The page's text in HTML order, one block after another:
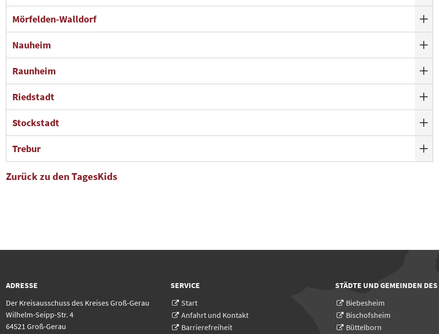
Mörfelden-Walldorf
Nauheim
Raunheim
Riedstadt
Stockstadt
Trebur
Zurück zu den TagesKids
ADRESSE
Der Kreisausschuss des Kreises Groß-Gerau
Wilhelm-Seipp-Str. 4
64521 Groß-Gerau
SERVICE
Start
Anfahrt und Kontakt
Barrierefreiheit
STÄDTE UND GEMEINDEN
Biebesheim
Bischofsheim
Büttelborn